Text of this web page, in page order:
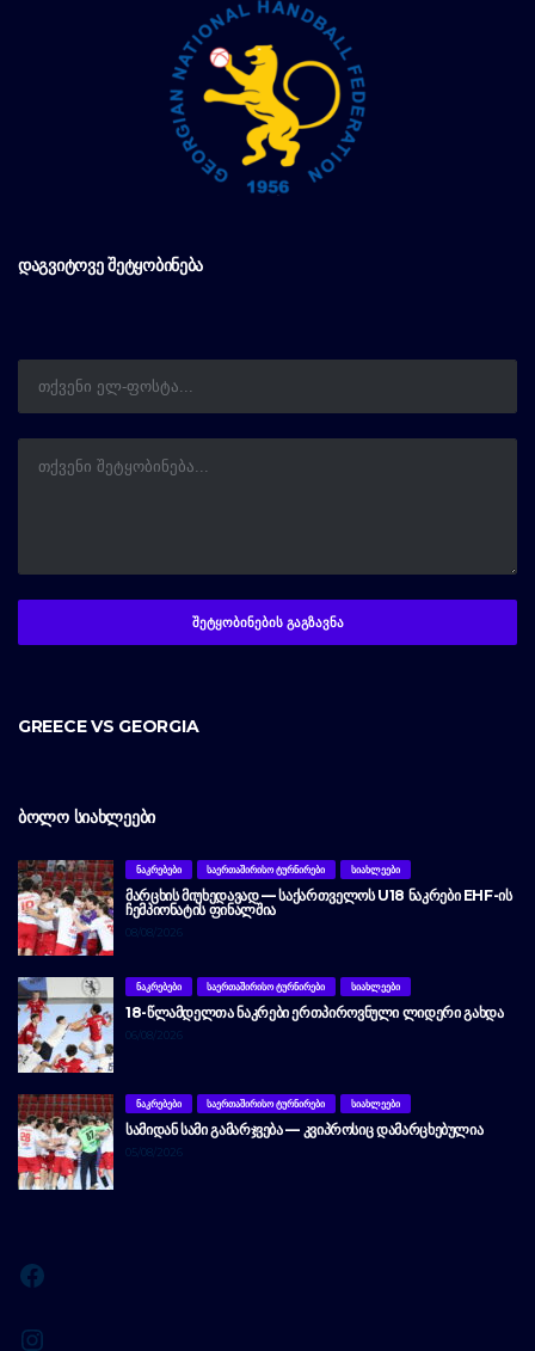
ᲓᲐᲒᲕᲘᲢᲝᲕᲔ ᲨᲔᲢᲧᲝᲑᲘᲜᲔᲑᲐ
GREECE VS GEORGIA
ᲑᲝᲚᲝ ᲡᲘᲐᲮᲚᲔᲔᲑᲘ
ᲜᲐᲙᲠᲔᲑᲔᲑᲘ ᲡᲐᲔᲠᲗᲐᲨᲘᲠᲘᲡᲝ ᲢᲣᲠᲜᲘᲠᲔᲑᲘ ᲡᲘᲐᲮᲚᲔᲔᲑᲘ
ᲛᲐᲠᲪᲮᲘᲡ ᲛᲘᲣᲮᲔᲓᲐᲕᲐᲓ — ᲡᲐᲥᲐᲠᲗᲕᲔᲚᲝᲡ U18 ᲜᲐᲙᲠᲔᲑᲘ EHF-ᲘᲡ
ᲩᲔᲛᲞᲘᲝᲜᲐᲢᲘᲡ ᲤᲘᲜᲐᲚᲨᲘᲐ
08/08/2026
ᲜᲐᲙᲠᲔᲑᲔᲑᲘ ᲡᲐᲔᲠᲗᲐᲨᲘᲠᲘᲡᲝ ᲢᲣᲠᲜᲘᲠᲔᲑᲘ ᲡᲘᲐᲮᲚᲔᲔᲑᲘ
18-ᲬᲚᲐᲛᲓᲔᲚᲗᲐ ᲜᲐᲙᲠᲔᲑᲘ ᲔᲠᲗᲞᲘᲠᲝᲕᲜᲣᲚᲘ ᲚᲘᲓᲔᲠᲘ ᲒᲐᲮᲓᲐ
06/08/2026
ᲜᲐᲙᲠᲔᲑᲔᲑᲘ ᲡᲐᲔᲠᲗᲐᲨᲘᲠᲘᲡᲝ ᲢᲣᲠᲜᲘᲠᲔᲑᲘ ᲡᲘᲐᲮᲚᲔᲔᲑᲘ
ᲡᲐᲛᲘᲓᲐᲜ ᲡᲐᲛᲘ ᲒᲐᲛᲐᲠᲯᲕᲔᲑᲐ — ᲙᲕᲘᲞᲠᲝᲡᲘᲪ ᲓᲐᲛᲐᲠᲪᲮᲔᲑᲣᲚᲘᲐ
05/08/2026
Facebook
Instagram